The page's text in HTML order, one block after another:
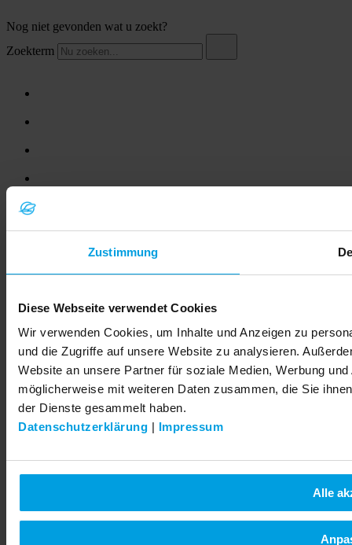
Zustimmung
Diese Webseite verwendet Cookies
Wir verwenden Cookies, um Inhalte und Anzeigen zu
und die Zugriffe auf unsere Website zu analysieren.
Website an unsere Partner für soziale Medien, Werbung
möglicherweise mit weiteren Daten zusammen, die Sie
der Dienste gesammelt haben.
Datenschutzerklärung | Impressum
Alle
Nog niet gevonden wat u zoekt?
Zoekterm
LEGAL
Imprint
© 2026 LEMKEN GmbH & Co. KG